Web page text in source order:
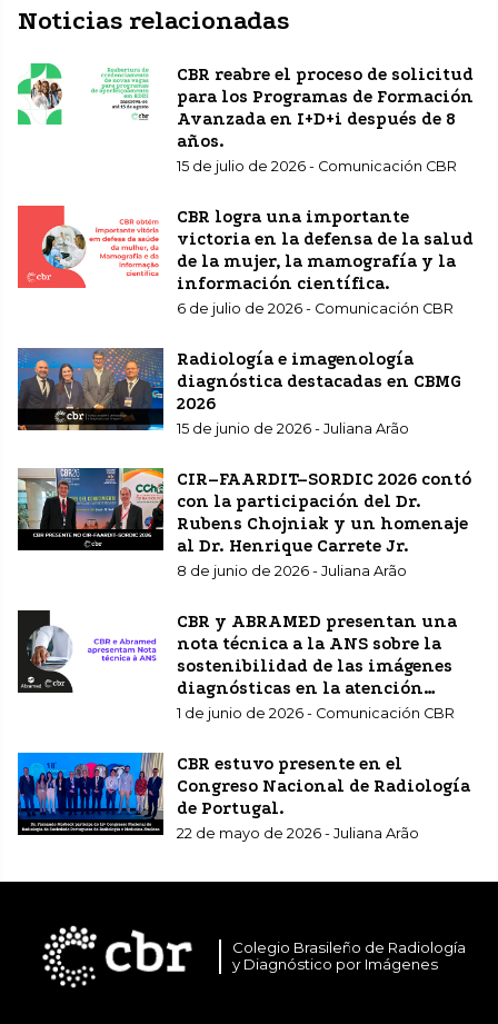
Noticias relacionadas
CBR reabre el proceso de solicitud
para los Programas de Formación
Avanzada en I+D+i después de 8
años.
15 de julio de 2026 - Comunicación CBR
CBR logra una importante
victoria en la defensa de la salud
de la mujer, la mamografía y la
información científica.
6 de julio de 2026 - Comunicación CBR
Radiología e imagenología
diagnóstica destacadas en CBMG
2026
15 de junio de 2026 - Juliana Arão
CIR–FAARDIT–SORDIC 2026 contó
con la participación del Dr.
Rubens Chojniak y un homenaje
al Dr. Henrique Carrete Jr.
8 de junio de 2026 - Juliana Arão
CBR y ABRAMED presentan una
nota técnica a la ANS sobre la
sostenibilidad de las imágenes
diagnósticas en la atención
sanitaria complementaria.
1 de junio de 2026 - Comunicación CBR
CBR estuvo presente en el
Congreso Nacional de Radiología
de Portugal.
22 de mayo de 2026 - Juliana Arão
Colegio Brasileño de Radiología
y Diagnóstico por Imágenes